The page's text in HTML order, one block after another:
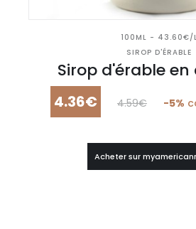
100ML - 43.60€/
SIROP D'ÉRABLE
Sirop d'érable
4.36€ 4.59€ -5%
Acheter sur